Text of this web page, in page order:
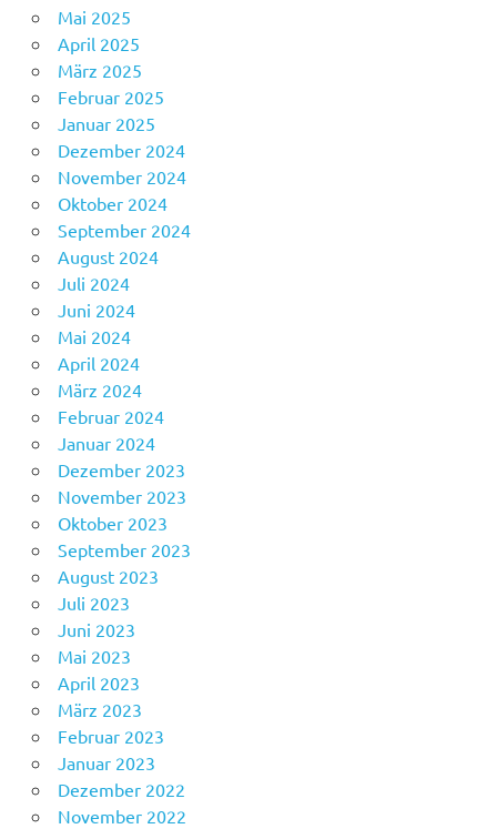
Mai 2025
April 2025
März 2025
Februar 2025
Januar 2025
Dezember 2024
November 2024
Oktober 2024
September 2024
August 2024
Juli 2024
Juni 2024
Mai 2024
April 2024
März 2024
Februar 2024
Januar 2024
Dezember 2023
November 2023
Oktober 2023
September 2023
August 2023
Juli 2023
Juni 2023
Mai 2023
April 2023
März 2023
Februar 2023
Januar 2023
Dezember 2022
November 2022